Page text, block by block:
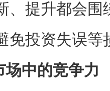
、提升都会
免投资失误等
场中的竞争力